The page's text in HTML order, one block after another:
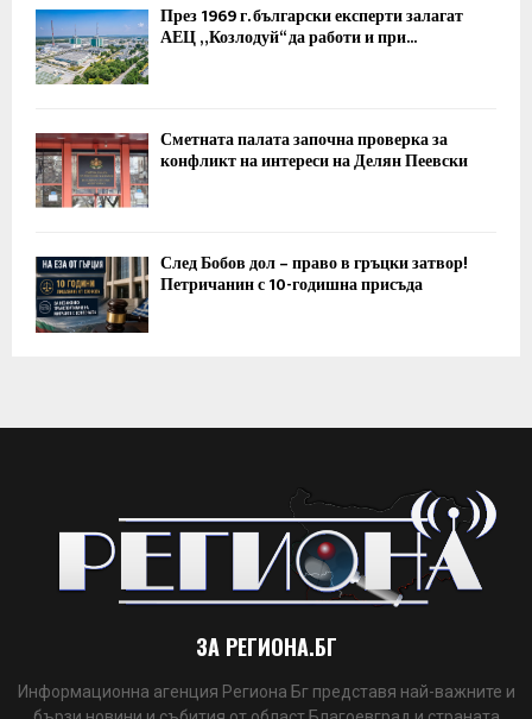
През 1969 г. български експерти залагат
АЕЦ „Козлодуй“ да работи и при...
Сметната палата започна проверка за
конфликт на интереси на Делян Пеевски
След Бобов дол – право в гръцки затвор!
Петричанин с 10-годишна присъда
ЗА РЕГИОНА.БГ
Информационна агенция Региона Бг представя най-важните и